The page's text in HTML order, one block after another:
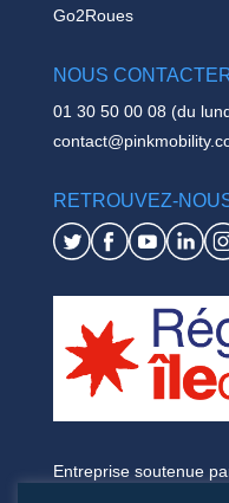
Go2Roues
NOUS
01 30 50 00 08 (du
RETROUVEZ-
Entreprise soutenue